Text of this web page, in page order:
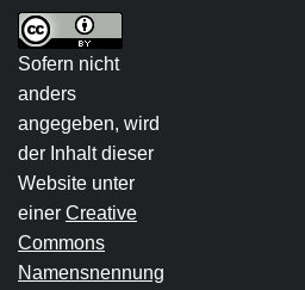
Sofern nicht
anders
angegeben, wird
der Inhalt dieser
Website unter
einer Creative
Commons
Namensnennung